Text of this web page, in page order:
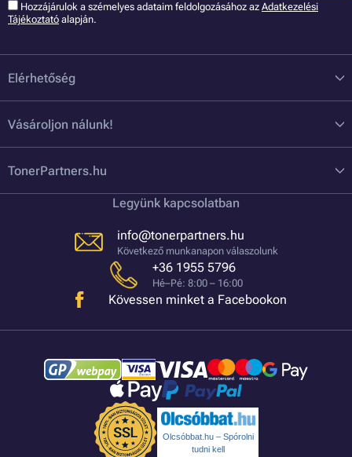
Hozzájárulok a szémelyes adataim feldolgozásához az Adatkezelési
Tájékoztató alapján.
Elérhetőség
Vásároljon nálunk!
TonerPartners.hu
Legyünk kapcsolatban
info@tonerpartners.hu
Következő munkanapon válaszolunk
+36 1955 5796
Hé–Pé: 8:00 – 16:00
Kövessen minket a Facebookon
Olcsóbbat.hu – Spórolni
tudni kell